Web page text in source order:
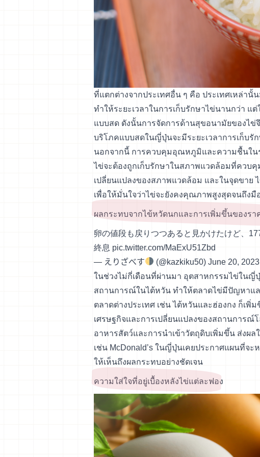
ที่แตกต่างจากประเทศอื่น ๆ คือ ประเทศเหล่า
ทำให้ระยะเวลาในการเก็บรักษาไข่นานกว่า
แบบสด ดังนั้นการจัดการด้านสุขอนามัยของไข่
บริโภคแบบสดในญี่ปุ่นจะมีระยะเวลาการเก็บ
นอกจากนี้ การควบคุมอุณหภูมิและความชื้นใน
ไข่จะต้องถูกเก็บรักษาในสภาพแวดล้อมที่ควบคุ
เปลี่ยนแปลงของสภาพแวดล้อม และในจุดขาย
เพื่อให้มั่นใจว่าไข่จะยังคงคุณภาพสูงสุดจนถึงมื
ผลกระทบจากไข้หวัดนกและการเพิ่มขึ้นของรา
卵の値段も戻りつつあると見かけたけど、
終息 pic.twitter.com/MaExU51Zbd
— えりざべす
(@kazkiku50)June 20, 2023
ในช่วงไม่กี่เดือนที่ผ่านมา อุตสาหกรรมไข่ใน
สถานการณ์ในไต้หวัน ทำให้ตลาดไข่มีปัญหาแ
ตลาดต่างประเทศ เช่น ไต้หวันและฮ่องกง ก็เ
เศรษฐกิจและการเปลี่ยนแปลงของสถานการ
อาหารสัตว์และการนำเข้าวัตถุดิบเพิ่มขึ้น ส่งผ
เช่น McDonald’s ในญี่ปุ่นเคยประกาศแผนที่จะ
ให้เห็นถึงผลกระทบอย่างชัดเจน
ความใส่ใจที่อยู่เบื้องหลังไข่แต่ละฟอง